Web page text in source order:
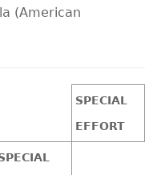
(American
SPECIAL
EFFORT